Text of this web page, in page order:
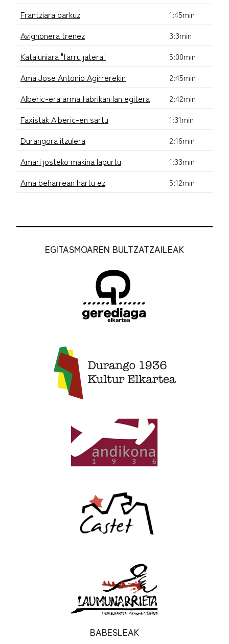
Frantziara barkuz
1:45min
Avignonera trenez
3:3min
Kataluniara "farru jatera"
5:00min
Ama Jose Antonio Agirrerekin
2:45min
Alberic-era arma fabrikan lan egitera
2:42min
Faxistak Alberic-en sartu
1:31min
Durangora itzulera
2:16min
Amari josteko makina lapurtu
1:33min
Ama beharrean hartu ez
5:12min
EGITASMOAREN BULTZATZAILEAK
BABESLEAK